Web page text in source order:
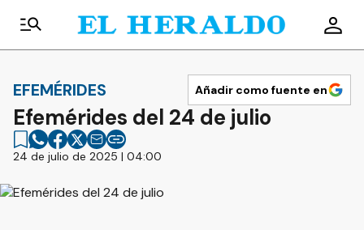
EFEMÉRIDES Añadir como fuente en
Efemérides del 24 de julio
24 de julio de 2025 | 04:00